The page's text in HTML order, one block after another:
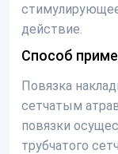
действие.
Способ
Повязка
сетчатым
повязки
трубчатого